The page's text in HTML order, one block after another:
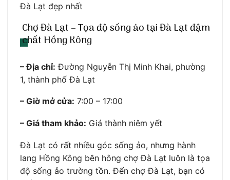
Đà Lạt đẹp nhất
Chợ Đà Lạt – Tọa độ sống ảo tại Đà Lạt đậm
chất Hồng Kông
– Địa chỉ: Đường Nguyễn Thị Minh Khai, phường
1, thành phố Đà Lạt
– Giờ mở cửa: 7:00 – 17:00
– Giá tham khảo: Giá thành niêm yết
Đà Lạt có rất nhiều góc sống ảo, nhưng hành
lang Hồng Kông bên hông chợ Đà Lạt luôn là tọa
độ sống ảo trường tồn. Đến chợ Đà Lạt, bạn có